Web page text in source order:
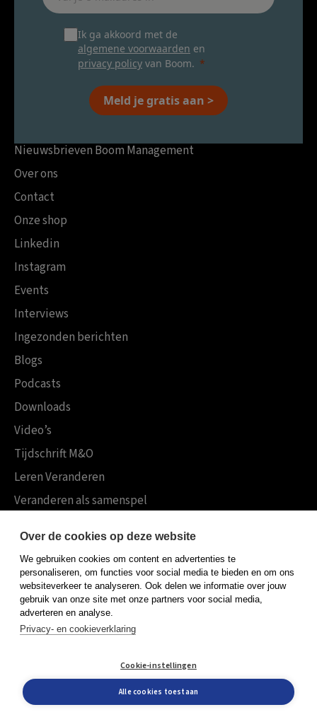
Ik ga akkoord met de
algemene voorwaarden en
privacy policy van Boom.
Meld je gratis aan >
Nieuwsbrieven Boom Management
Over ons
Contact
Onze shop
Linkedin
Instagram
Events
Interviews
Ingezonden berichten
Blogs
Podcasts
Downloads
Video’s
Tijdschrift M&O
Leren Veranderen
Veranderen als samenspel
Koninklijke Boom uitgevers
Boom Psychologie
Boom Hoger Onderwijs
Privacy policy
Cookieverklaring
© Boom uitgevers 2026
Over de cookies op deze website
We gebruiken cookies om content en advertenties te
personaliseren, om functies voor social media te bieden en om ons
websiteverkeer te analyseren. Ook delen we informatie over jouw
gebruik van onze site met onze partners voor social media,
adverteren en analyse.
Privacy- en cookieverklaring
Cookie-instellingen
Alle cookies toestaan